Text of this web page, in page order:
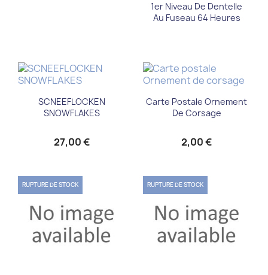
1er Niveau De Dentelle
Au Fuseau 64 Heures
SCNEEFLOCKEN
SNOWFLAKES
27,00 €
Carte Postale Ornement
De Corsage
2,00 €
RUPTURE DE STOCK RUPTURE DE STOCK